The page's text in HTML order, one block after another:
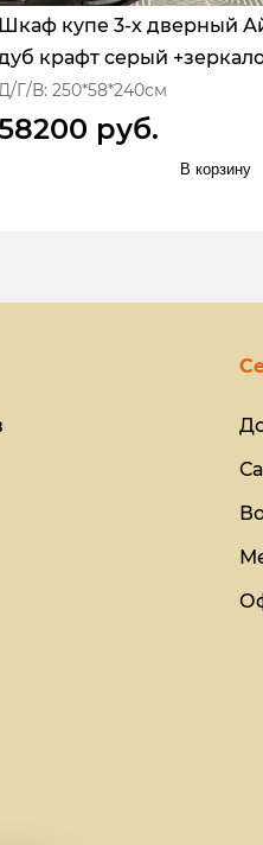
Шкаф купе 3-х дверный
крафт серый
Г/В: 250*58*240см
руб.
В корзину